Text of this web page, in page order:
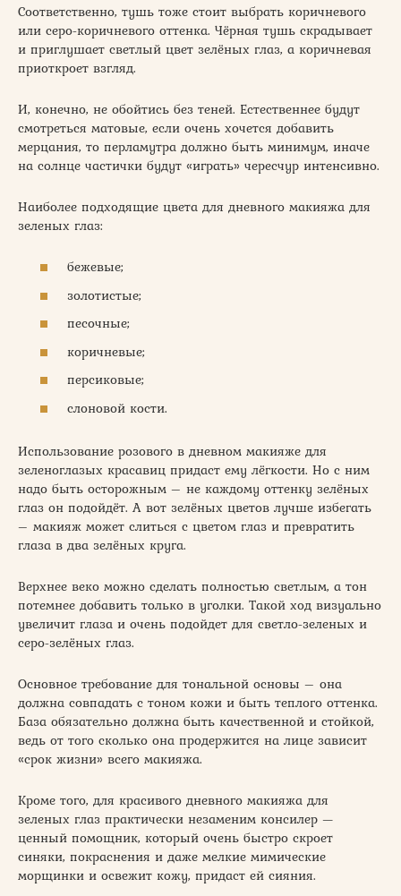
Соответственно, тушь тоже стоит выбрать коричневого
или серо-коричневого оттенка. Чёрная тушь скрадывает
и приглушает светлый цвет зелёных глаз, а коричневая
приоткроет взгляд.
И, конечно, не обойтись без теней. Естественнее будут
смотреться матовые, если очень хочется добавить
мерцания, то перламутра должно быть минимум, иначе
на солнце частички будут «играть» чересчур интенсивно.
Наиболее подходящие цвета для дневного макияжа для
зеленых глаз:
бежевые;
золотистые;
песочные;
коричневые;
персиковые;
слоновой кости.
Использование розового в дневном макияже для
зеленоглазых красавиц придаст ему лёгкости. Но с ним
надо быть осторожным – не каждому оттенку зелёных
глаз он подойдёт. А вот зелёных цветов лучше избегать
– макияж может слиться с цветом глаз и превратить
глаза в два зелёных круга.
Верхнее веко можно сделать полностью светлым, а тон
потемнее добавить только в уголки. Такой ход визуально
увеличит глаза и очень подойдет для светло-зеленых и
серо-зелёных глаз.
Основное требование для тональной основы – она
должна совпадать с тоном кожи и быть теплого оттенка.
База обязательно должна быть качественной и стойкой,
ведь от того сколько она продержится на лице зависит
«срок жизни» всего макияжа.
Кроме того, для красивого дневного макияжа для
зеленых глаз практически незаменим консилер —
ценный помощник, который очень быстро скроет
синяки, покраснения и даже мелкие мимические
морщинки и освежит кожу, придаст ей сияния.